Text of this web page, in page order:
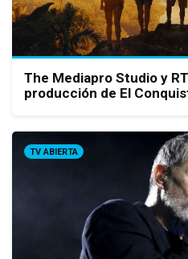
The Mediapro Studio y
producción de El
TV ABIERTA